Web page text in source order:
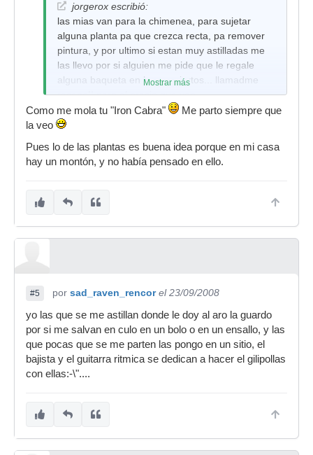
jorgerox escribió:
las mias van para la chimenea, para sujetar
alguna planta pa que crezca recta, pa remover
pintura, y por ultimo si estan muy astilladas me
las llevo por si alguien me pide que le regale
alguna baqueta en los conciertos... llamadme
racano!! pero al precio que van...
Mostrar más
Como me mola tu "Iron Cabra"
Me parto siempre que
la veo
Pues lo de las plantas es buena idea porque en mi casa
hay un montón, y no había pensado en ello.
#5 por sad_raven_rencor el 23/09/2008
yo las que se me astillan donde le doy al aro la guardo
por si me salvan en culo en un bolo o en un ensallo, y las
que pocas que se me parten las pongo en un sitio, el
bajista y el guitarra ritmica se dedican a hacer el gilipollas
con ellas:-\"....